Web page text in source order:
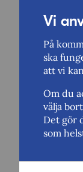
Vi
På
ska
att vi
Om du
välja
Det gör
som